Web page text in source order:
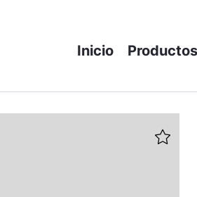
Inicio Productos